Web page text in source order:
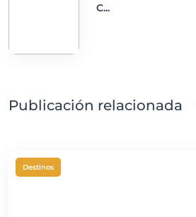
C...
Publicación relacionada
Destinos